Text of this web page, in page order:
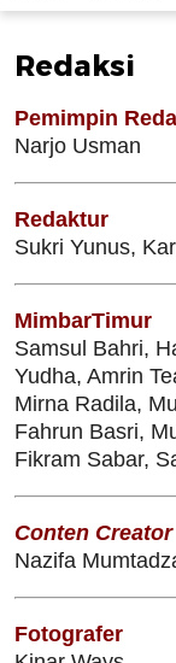
Redaksi
Pemimpin
Narjo Usman
Redaktur
Sukri Yunus,
MimbarTimur
Samsul Bahri,
Yudha, Amrin
Mirna Radila,
Fahrun Basri,
Fikram Sabar,
Conten Creator
Nazifa
Fotografer